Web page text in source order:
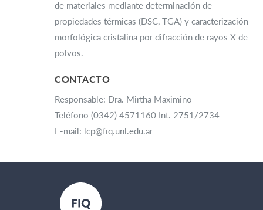
de materiales mediante determinación de
propiedades térmicas (DSC, TGA) y caracterización
morfológica cristalina por difracción de rayos X de
polvos.
CONTACTO
Responsable: Dra. Mirtha Maximino
Teléfono (0342) 4571160 Int. 2751/2734
E-mail: lcp@fiq.unl.edu.ar